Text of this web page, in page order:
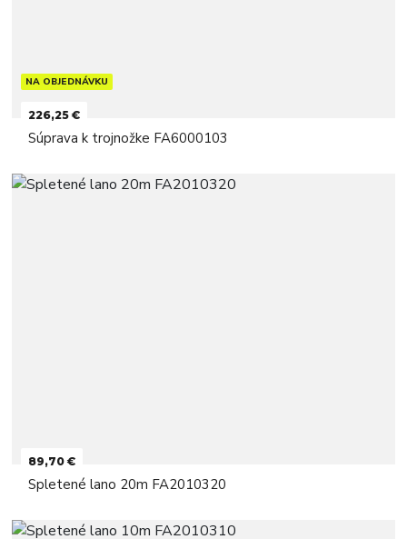
NA OBJEDNÁVKU
226,25 €
Súprava k trojnožke FA6000103
89,70 €
Spletené lano 20m FA2010320